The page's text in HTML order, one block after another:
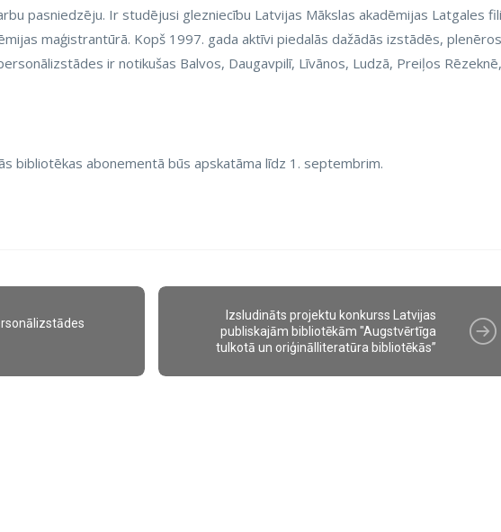
pasniedzēju. Ir studējusi glezniecību Latvijas Mākslas akadēmijas Latgales
maģistrantūrā. Kopš 1997. gada aktīvi piedalās dažādās izstādēs,
ir notikušas Balvos, Daugavpilī, Līvānos, Ludzā, Preiļos Rēzeknē,
bibliotēkas abonementā būs apskatāma līdz 1. septembrim.
Izsludināts projektu konkurss Latvijas
publiskajām bibliotēkām "Augstvērtīga
tulkotā un oriģinālliteratūra bibliotēkās”